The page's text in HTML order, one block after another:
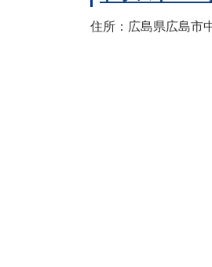
住所：広島県広島市